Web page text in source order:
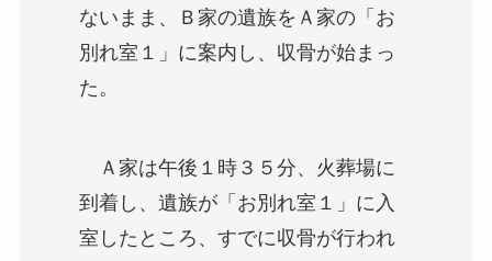
ないまま、Ｂ家の遺族をＡ家の「お
別れ室１」に案内し、収骨が始まっ
た。
Ａ家は午後１時３５分、火葬場に
到着し、遺族が「お別れ室１」に入
室したところ、すでに収骨が行われ